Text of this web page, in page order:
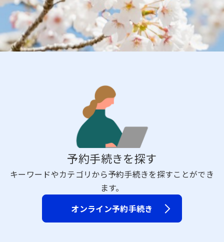
予約手続きを探す
キーワードやカテゴリから予約手続きを探すことができ
ます。
オンライン予約手続き